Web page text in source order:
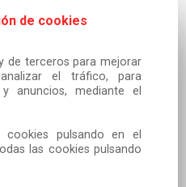
de cookies
de terceros para mejorar
el tráfico, para
anuncios, mediante el
pulsando en el
las cookies pulsando